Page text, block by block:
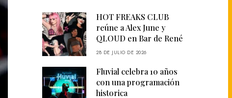
HOT FREAKS CLUB
reúne a Alex June y
QLOUD en Bar de René
28 DE JULIO DE 2026
Fluvial celebra 10 años
con una programación
historica